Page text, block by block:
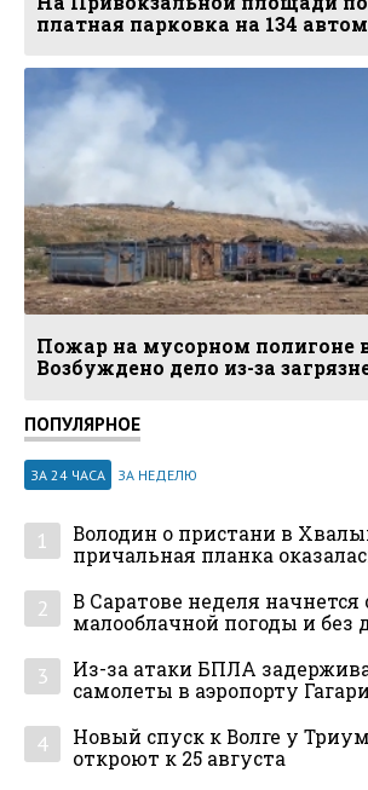
платная парковка на 134
Пожар на мусорном полигоне
Возбуждено дело из-за
ПОПУЛЯРНОЕ
ЗА 24 ЧАСА ЗА НЕДЕЛЮ
1
Володин о пристани в
причальная планка
2
В Саратове неделя начнется
малооблачной погоды и без
3
Из-за атаки БПЛА
самолеты в аэропорту
4
Новый спуск к Волге у
откроют к 25 августа